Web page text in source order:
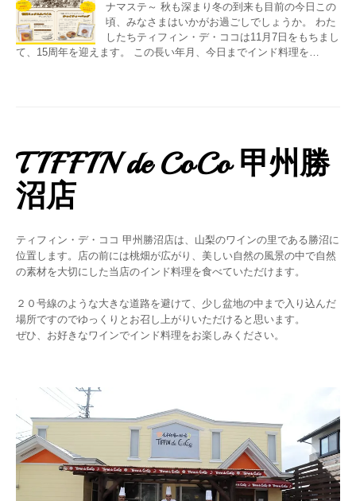
ナマステ～ 秋も深まり冬の到来も目前の今日この
頃、みなさまはいかがお過ごしでしょうか。 わた
したちティフィン・デ・ココは11月7日をもちまし
て、15周年を迎えます。 この長い年月、今日までインド料理を…
TIFFIN de CoCo 甲州勝
沼店
ティフィン・デ・ココ 甲州勝沼店は、山梨のワインの里である勝沼に
位置します。店の前には桃畑が広がり、美しい自然の風景の中で自然
の素材を大切にした当店のインド料理を食べていただけます。
２０号線のような大きな道路を避けて、少し盆地の中まで入り込んだ
場所ですのでゆっくりとお召し上がりいただけると思います。
ぜひ、お好きなワインでインド料理をお楽しみください。